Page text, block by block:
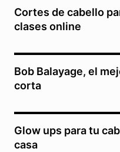
Cortes de cabello
clases online
Bob Balayage, el
corta
Glow ups para tu
casa